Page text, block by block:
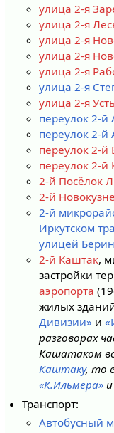
улица 2-я
улица 2-я
улица 2-я
улица 2-я
улица 2-я
улица 2-я
улица 2-я
переулок 2-й
переулок 2-й
переулок 2-й
переулок 2-й
2-й Посёлок
2-й
2-й
Иркутском
улицей
2-й Каштак,
застройки
аэропорта
жилых
Дивизии» и
разговорах
Кашатаком
Каштаку, то
«К.Ильмера»
Транспорт:
Автобусный